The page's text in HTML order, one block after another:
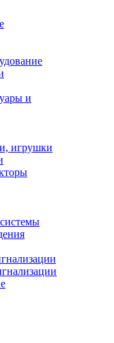
и
игрушки